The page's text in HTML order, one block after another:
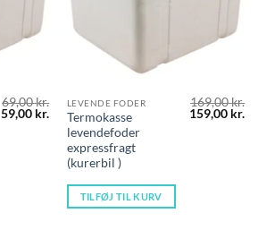
69,00kr.
Den
oprindelige
59,00 kr. Den
aktuelle
pris
59,00 kr..
LEVENDE FODER
Termokasse
levendefoder
expressfragt
(kurerbil )
169,00kr.
Den
oprindelige
159,00 kr.
TILFØJ TIL KURV